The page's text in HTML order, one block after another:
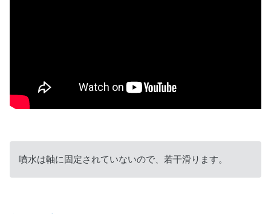
噴水は軸に固定されていないので、若干滑ります。